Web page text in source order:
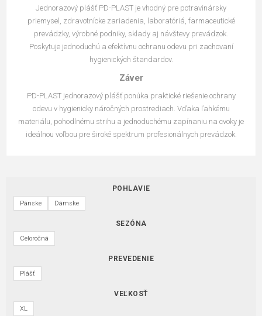
Jednorazový plášť PD-PLAST je vhodný pre potravinársky
priemysel, zdravotnícke zariadenia, laboratóriá, farmaceutické
prevádzky, výrobné podniky, sklady aj návštevy prevádzok.
Poskytuje jednoduchú a efektívnu ochranu odevu pri zachovaní
hygienických štandardov.
Záver
PD-PLAST jednorazový plášť ponúka praktické riešenie ochrany
odevu v hygienicky náročných prostrediach. Vďaka ľahkému
materiálu, pohodlnému strihu a jednoduchému zapínaniu na cvoky je
ideálnou voľbou pre široké spektrum profesionálnych prevádzok.
POHLAVIE
Pánske Dámske
SEZÓNA
Celoročná
PREVEDENIE
Plášť
VEĽKOSŤ
XL